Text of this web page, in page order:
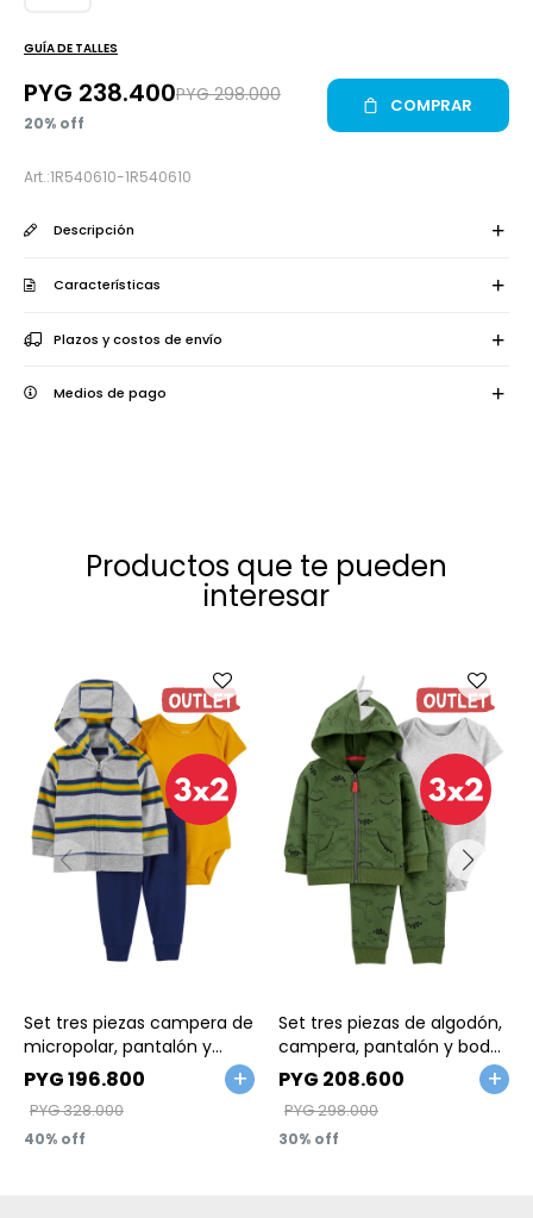
1R540610-1R540610
GUÍA DE TALLES
PYG 238.400PYG 298.000
20
COMPRAR
Descripción
Características
Plazos y costos de envío
Medios de pago
Productos que te pueden
interesar
Set tres piezas campera de
micropolar, pantalón y
body de algodón
PYG196.800
PYG328.000
40
Set tres piezas de algodón,
campera, pantalón y body,
diseño dino
PYG 208.600
PYG298.000
30